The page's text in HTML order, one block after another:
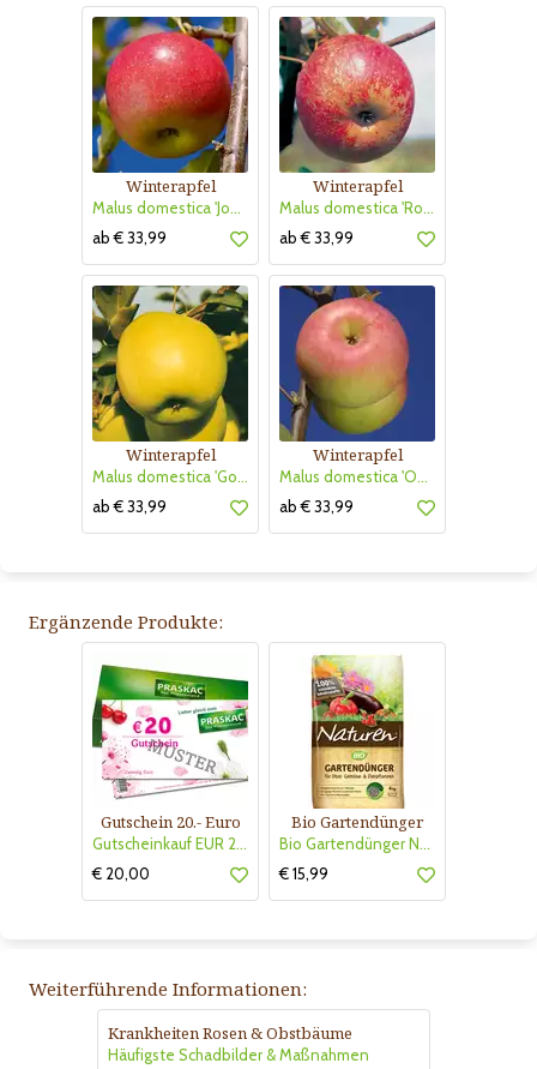
Winterapfel
Malus domestica 'Jonagold'
ab € 33,99
Winterapfel
Malus domestica 'Roter Boskoop'
ab € 33,99
Winterapfel
Malus domestica 'Golden Delicious'
ab € 33,99
Winterapfel
Malus domestica 'Ontario'
ab € 33,99
Ergänzende Produkte:
Gutschein 20.- Euro
Gutscheinkauf EUR 20.-
€ 20,00
Bio Gartendünger
Bio Gartendünger Naturen
€ 15,99
Weiterführende Informationen:
Krankheiten Rosen & Obstbäume
Häufigste Schadbilder & Maßnahmen